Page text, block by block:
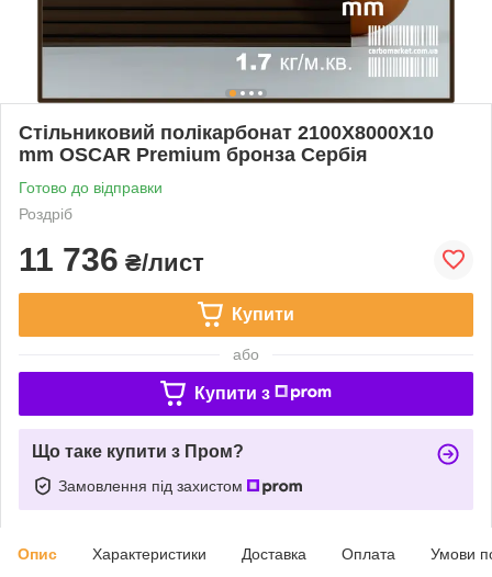
Стільниковий полікарбонат 2100Х8000Х10
mm OSCAR Premium бронза Сербія
Готово до відправки
Роздріб
11 736 ₴/лист
Купити
або
Купити з
Що таке купити з Пром?
Замовлення під захистом
Опис Характеристики Доставка Оплата Умови